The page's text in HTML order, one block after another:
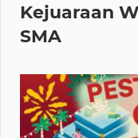
Kejuaraan
SMA